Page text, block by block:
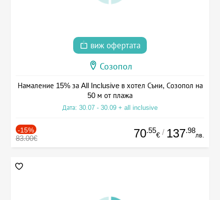
виж офертата
Созопол
Намаление 15% за All Inclusive в хотел Съни, Созопол на
50 м от плажа
Дата: 30.07 - 30.09 + all inclusive
-15%
83.00€ 70.55
€ / 137.98
лв.